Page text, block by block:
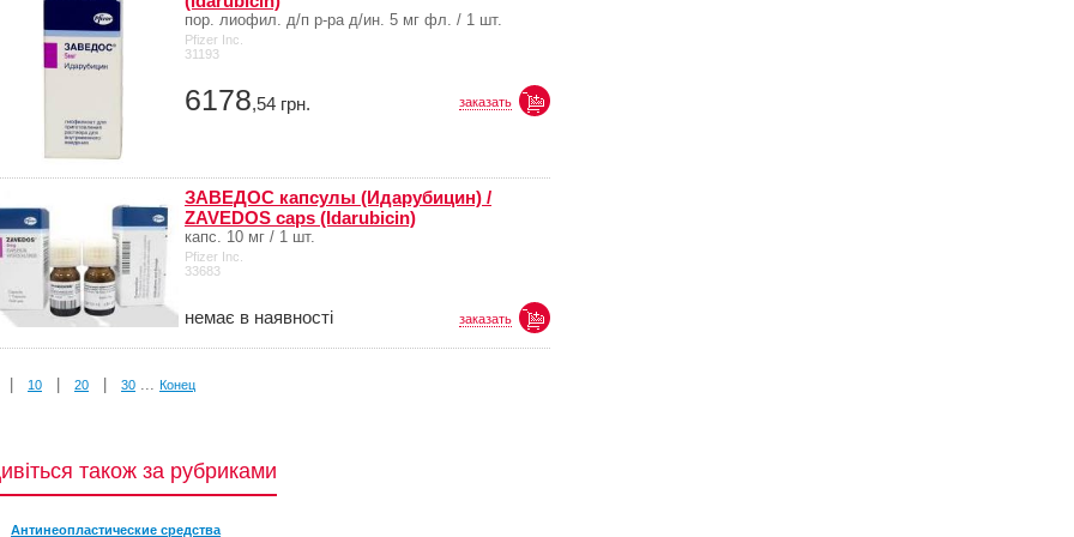
пор. лиофил. д/п р-ра д/ин. 5 мг фл. / 1 шт.
Pfizer Inc.
31193
6178,54 грн. заказать
ЗАВЕДОС капсулы (Идарубицин) /
ZAVEDOS caps (Idarubicin)
капс. 10 мг / 1 шт.
Pfizer Inc.
33683
немає в наявності заказать
10 20 30 ... Конец
також за рубриками
Антинеопластические средства